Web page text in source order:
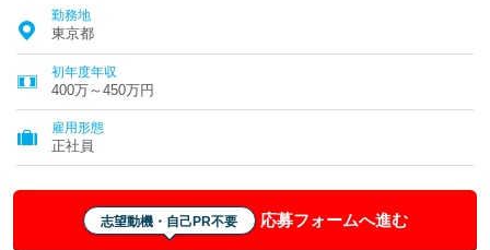
勤務地
東京都
初年度年収
400万～450万円
雇用形態
正社員
志望動機・自己PR不要 応募フォームへ進む